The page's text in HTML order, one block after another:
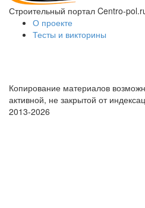
Строительный портал Centro-
О проекте
Тесты и викторины
Копирование материалов
активной, не закрытой от
2013-2026